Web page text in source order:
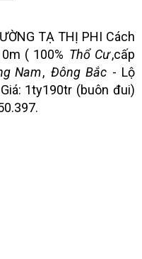
TẠ THỊ PHI Cách
( 100% Thổ Cư,cấp
Nam, Đông Bắc - Lộ
1ty190tr (buôn đui)